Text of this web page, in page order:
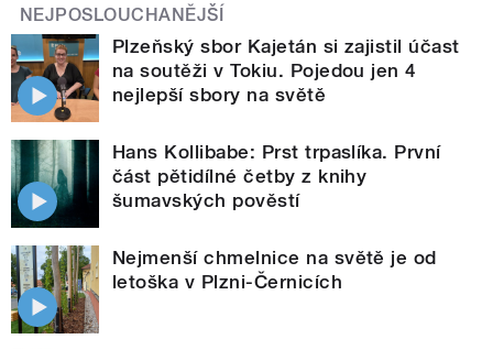
NEJPOSLOUCHANĚJŠÍ
Plzeňský sbor Kajetán si zajistil účast
na soutěži v Tokiu. Pojedou jen 4
nejlepší sbory na světě
Hans Kollibabe: Prst trpaslíka. První
část pětidílné četby z knihy
šumavských pověstí
Nejmenší chmelnice na světě je od
letoška v Plzni-Černicích